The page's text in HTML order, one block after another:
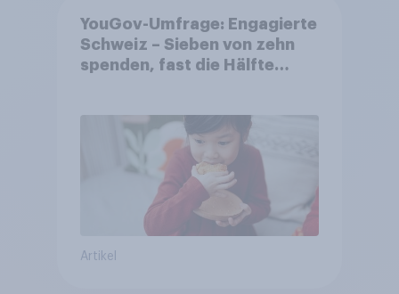
YouGov-Umfrage: Engagierte
Schweiz – Sieben von zehn
spenden, fast die Hälfte
Artikel